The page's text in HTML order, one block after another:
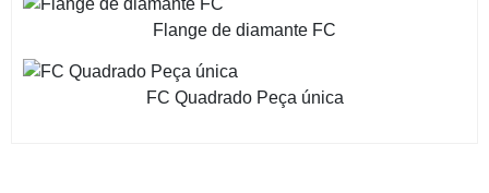
Flange de diamante FC
FC Quadrado Peça única